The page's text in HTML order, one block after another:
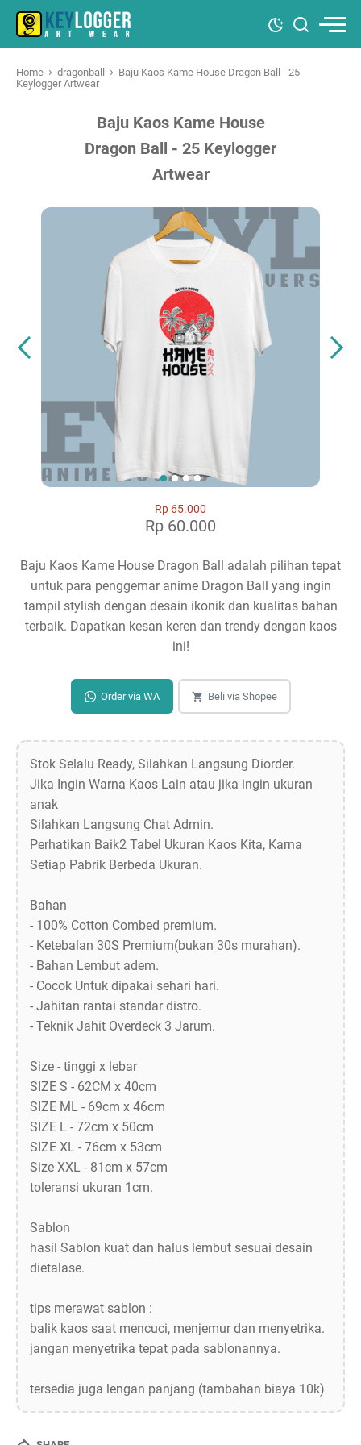
Home › dragonball › Baju Kaos Kame House Dragon Ball - 25
Keylogger Artwear
Baju Kaos Kame House
Dragon Ball - 25 Keylogger
Artwear
Rp 65.000
Rp 60.000
Baju Kaos Kame House Dragon Ball adalah pilihan tepat
untuk para penggemar anime Dragon Ball yang ingin
tampil stylish dengan desain ikonik dan kualitas bahan
terbaik. Dapatkan kesan keren dan trendy dengan kaos
ini!
Order via WA Beli via Shopee
Stok Selalu Ready, Silahkan Langsung Diorder.
Jika Ingin Warna Kaos Lain atau jika ingin ukuran
anak
Silahkan Langsung Chat Admin.
Perhatikan Baik2 Tabel Ukuran Kaos Kita, Karna
Setiap Pabrik Berbeda Ukuran.
Bahan
- 100% Cotton Combed premium.
- Ketebalan 30S Premium(bukan 30s murahan).
- Bahan Lembut adem.
- Cocok Untuk dipakai sehari hari.
- Jahitan rantai standar distro.
- Teknik Jahit Overdeck 3 Jarum.
Size - tinggi x lebar
SIZE S - 62CM x 40cm
SIZE ML - 69cm x 46cm
SIZE L - 72cm x 50cm
SIZE XL - 76cm x 53cm
Size XXL - 81cm x 57cm
toleransi ukuran 1cm.
Sablon
hasil Sablon kuat dan halus lembut sesuai desain
dietalase.
tips merawat sablon :
balik kaos saat mencuci, menjemur dan menyetrika.
jangan menyetrika tepat pada sablonannya.
tersedia juga lengan panjang (tambahan biaya 10k)